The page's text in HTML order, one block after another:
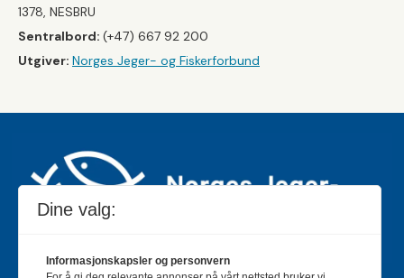
1378, NESBRU
Sentralbord: (+47) 667 92 200
Utgiver: Norges Jeger- og Fiskerforbund
Dine valg:
Informasjonskapsler og personvern